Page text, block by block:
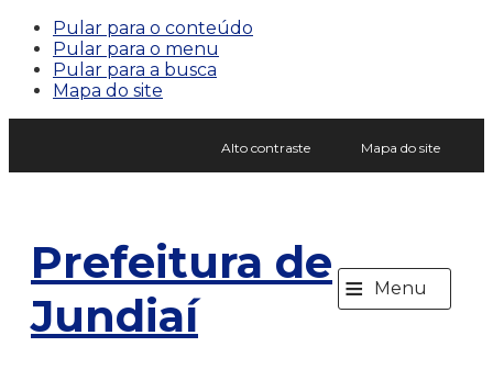
Pular para o conteúdo
Pular para o menu
Pular para a busca
Mapa do site
Alto contraste Mapa do site
Prefeitura de
Jundiaí
≡ Menu